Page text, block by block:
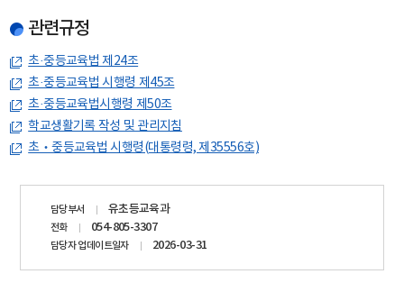
인정
관련규정
초·중등교육법 제24조
초·중등교육법 시행령 제45조
초·중등교육법시행령 제50조
학교생활기록 작성 및 관리지침
초‧중등교육법 시행령(대통령령, 제35556호)
담당부서 유초등교육과
전화 054-805-3307
담당자 업데이트일자 2026-03-31